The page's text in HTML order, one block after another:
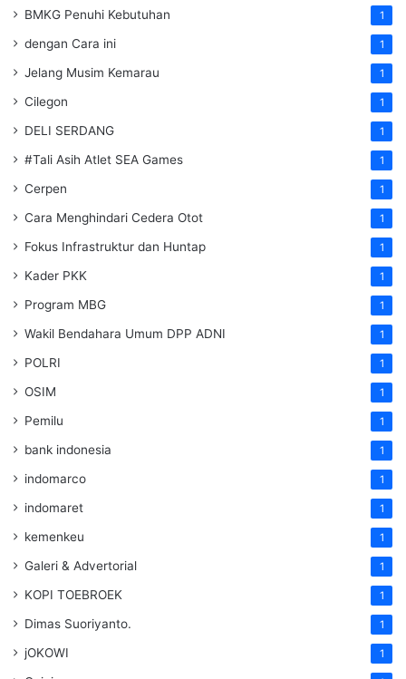
BMKG Penuhi Kebutuhan 1
dengan Cara ini 1
Jelang Musim Kemarau 1
Cilegon 1
DELI SERDANG 1
#Tali Asih Atlet SEA Games 1
Cerpen 1
Cara Menghindari Cedera Otot 1
Fokus Infrastruktur dan Huntap 1
Kader PKK 1
Program MBG 1
Wakil Bendahara Umum DPP ADNI 1
POLRI 1
OSIM 1
Pemilu 1
bank indonesia 1
indomarco 1
indomaret 1
kemenkeu 1
Galeri & Advertorial 1
KOPI TOEBROEK 1
Dimas Suoriyanto. 1
jOKOWI 1